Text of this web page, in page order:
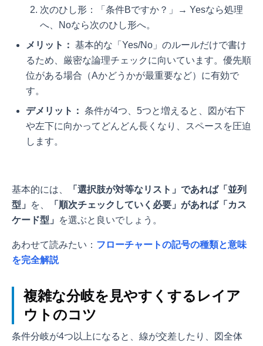
次のひし形：「条件Bですか？」→ Yesなら処理
へ、Noなら次のひし形へ。
メリット： 基本的な「Yes/No」のルールだけで書け
るため、厳密な論理チェックに向いています。優先順
位がある場合（Aかどうかが最重要など）に有効で
す。
デメリット： 条件が4つ、5つと増えると、図が右下
や左下に向かってどんどん長くなり、スペースを圧迫
します。
基本的には、
「選択肢が対等なリスト」であれば「並列
型」
を、
「順次チェックしていく必要」があれば「カス
ケード型」
を選ぶと良いでしょう。
あわせて読みたい： フローチャートの記号の種類と意味
を完全解説
複雑な分岐を見やすくするレイア
ウトのコツ
条件分岐が4つ以上になると、線が交差したり、図全体